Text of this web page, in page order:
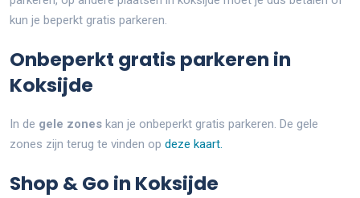
kun je beperkt gratis parkeren.
Onbeperkt gratis parkeren in
Koksijde
In de gele zones kan je onbeperkt gratis parkeren. De gele
zones zijn terug te vinden op deze kaart.
Shop & Go in Koksijde